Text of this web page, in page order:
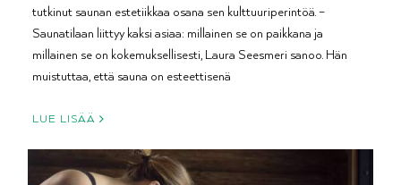
tutkinut saunan estetiikkaa osana sen kulttuuriperintöä. –
Saunatilaan liittyy kaksi asiaa: millainen se on paikkana ja
millainen se on kokemuksellisesti, Laura Seesmeri sanoo. Hän
muistuttaa, että sauna on esteettisenä
LUE LISÄÄ